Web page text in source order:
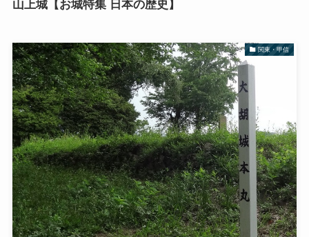
山上城【お城特集 日本の歴史】
関東・甲信